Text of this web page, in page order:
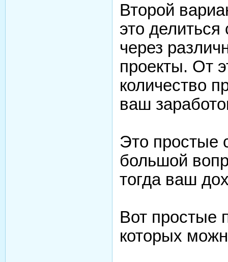
Второй
это
через
проекты. От
количество
ваш
Это простые
большой
тогда ваш
Вот простые
которых